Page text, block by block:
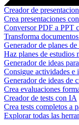
Creador de
Crea presentaciones
Conversor PDF a PPT
Transforma
Generador de planes
Haz planes de estudios
Generador de ideas
Consigue actividades e
Generador de ideas de
Crea evaluaciones
Creador de tests con IA
Crea tests completos a
Explorar todas las